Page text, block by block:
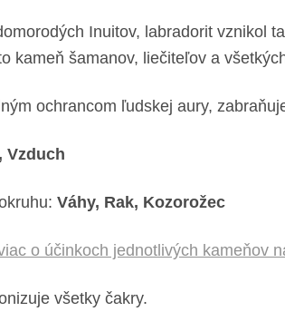
Inuitov, labradorit vznikol
kameň šamanov, liečiteľov a
ochrancom ľudskej aury,
Vzduch
Váhy, Rak, Kozorožec
o účinkoch jednotlivých kameňov
všetky čakry.